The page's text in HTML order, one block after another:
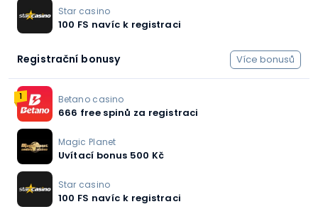
Star casino
100 FS navíc k registraci
Registrační bonusy Více bonusů
1 Betano casino
666 free spinů za registraci
Magic Planet
Uvítací bonus 500 Kč
Star casino
100 FS navíc k registraci